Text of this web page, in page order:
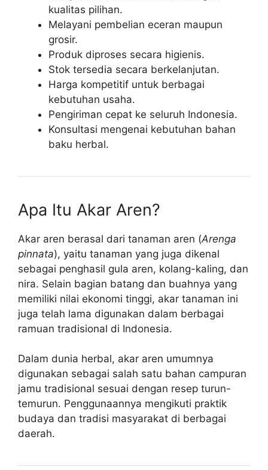
kualitas pilihan.
Melayani pembelian eceran maupun
grosir.
Produk diproses secara higienis.
Stok tersedia secara berkelanjutan.
Harga kompetitif untuk berbagai
kebutuhan usaha.
Pengiriman cepat ke seluruh Indonesia.
Konsultasi mengenai kebutuhan bahan
baku herbal.
Apa Itu Akar Aren?
Akar aren berasal dari tanaman aren (Arenga
pinnata), yaitu tanaman yang juga dikenal
sebagai penghasil gula aren, kolang-kaling, dan
nira. Selain bagian batang dan buahnya yang
memiliki nilai ekonomi tinggi, akar tanaman ini
juga telah lama digunakan dalam berbagai
ramuan tradisional di Indonesia.
Dalam dunia herbal, akar aren umumnya
digunakan sebagai salah satu bahan campuran
jamu tradisional sesuai dengan resep turun-
temurun. Penggunaannya mengikuti praktik
budaya dan tradisi masyarakat di berbagai
daerah.